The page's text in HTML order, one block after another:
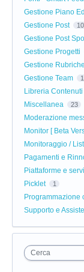
Gestione Piano
Gestione Post 10
Gestione Post
Gestione Progetti
Gestione Rubriche
Gestione Team 1
Libreria
Miscellanea 23
Moderazione
Monitor [ Beta
Monitoraggio /
Pagamenti e
Piattaforme e
Picklet 1
Programmazione
Supporto e
Cerca